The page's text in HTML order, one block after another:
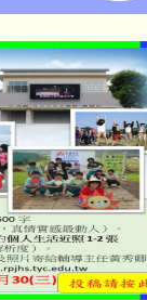
色祭」